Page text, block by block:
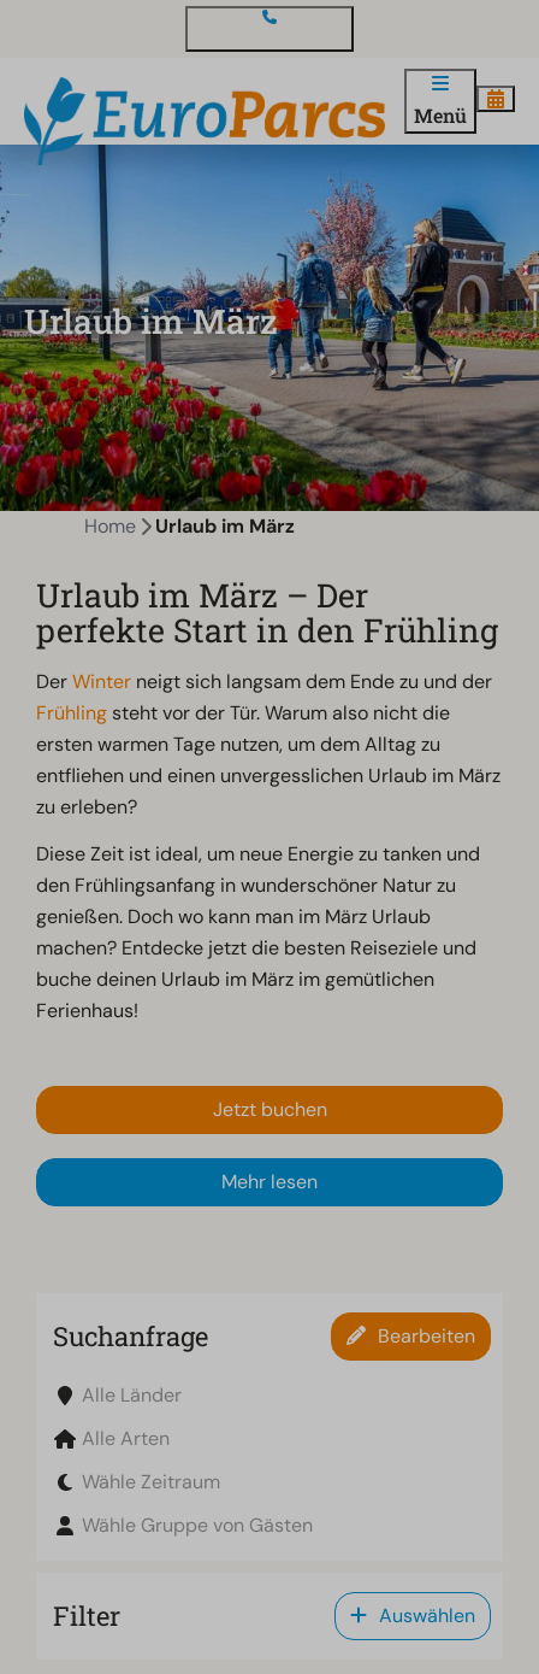
Menü
Urlaub im März
Home Urlaub im März
Urlaub im März – Der
perfekte Start in den Frühling
DerWinter neigt sich langsam dem Ende zu und der
Frühling steht vor der Tür. Warum also nicht die
ersten warmen Tage nutzen, um dem Alltag zu
entfliehen und einen unvergesslichen Urlaub im März
zu erleben?
Diese Zeit ist ideal, um neue Energie zu tanken und
den Frühlingsanfang in wunderschöner Natur zu
genießen. Doch wo kann man im März Urlaub
machen? Entdecke jetzt die besten Reiseziele und
buche deinen Urlaub im März im gemütlichen
Ferienhaus!
Jetzt buchen
Mehr lesen
Suchanfrage Bearbeiten
Alle Länder
Alle Arten
Wähle Zeitraum
Wähle Gruppe von Gästen
Filter Auswählen